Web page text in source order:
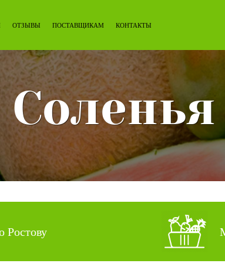
ОТЗЫВЫ ПОСТАВЩИКАМ КОНТАКТЫ
Соленья
Ростову